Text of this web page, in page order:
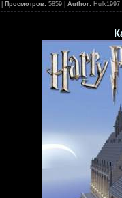
Просмотров: 5859 | Author: Hulk1997 |